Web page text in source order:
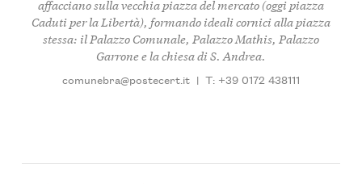
affacciano sulla vecchia piazza del mercato (oggi piazza
Caduti per la Libertà), formando ideali cornici alla piazza
stessa: il Palazzo Comunale, Palazzo Mathis, Palazzo
Garrone e la chiesa di S. Andrea.
comunebra@postecert.it | T: +39 0172 438111